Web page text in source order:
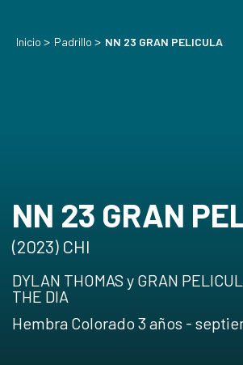
Inicio > Padrillo > NN 23 GRAN PELICULA
NN 23 GRAN
(2023) CHI
DYLAN THOMAS y GRAN
THE DIA
Hembra Colorado 3 años -